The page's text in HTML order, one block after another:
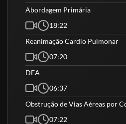
Agentes extintores: Água, PQS, CO2
EPI (equipamentos de proteção
proteção
Equipamentos de combate a
mangueiras e acessórios
Abandono de área: Conhecer as
saída organizada
Pessoas com mobilidade reduzida:
cuidados e condução
Abordagem Primária
18:22
Reanimação Cardio Pulmonar
07:20
DEA
06:37
Obstrução de Vias Aéreas por
07:22